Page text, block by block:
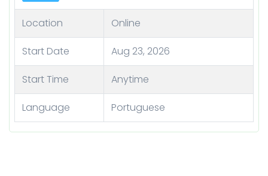
Location Online
Start Date Aug 23, 2026
Start Time Anytime
Language Portuguese